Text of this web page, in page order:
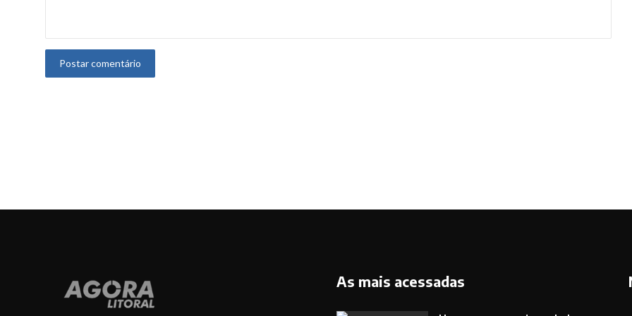
Postar comentário
As mais acessadas